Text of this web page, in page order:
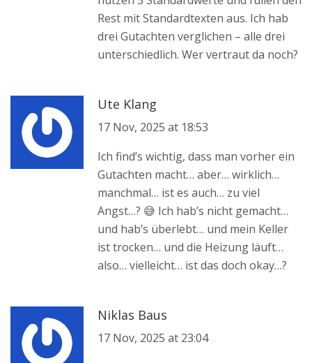
Rest mit Standardtexten aus. Ich hab
drei Gutachten verglichen – alle drei
unterschiedlich. Wer vertraut da noch?
Ute Klang
17 Nov, 2025 at 18:53
Ich find’s wichtig, dass man vorher ein
Gutachten macht… aber… wirklich…
manchmal… ist es auch… zu viel
Angst…? 😅 Ich hab’s nicht gemacht…
und hab’s überlebt… und mein Keller
ist trocken… und die Heizung läuft…
also… vielleicht… ist das doch okay…?
Niklas Baus
17 Nov, 2025 at 23:04